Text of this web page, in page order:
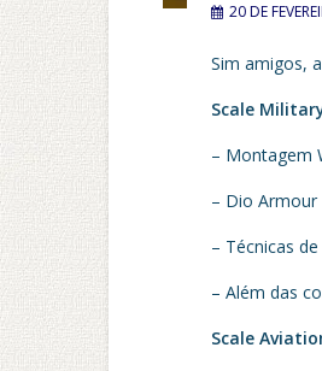
20 DE
Sim amigos,
Scale
– Montagem
– Dio
– Técnicas
– Além das
Scale